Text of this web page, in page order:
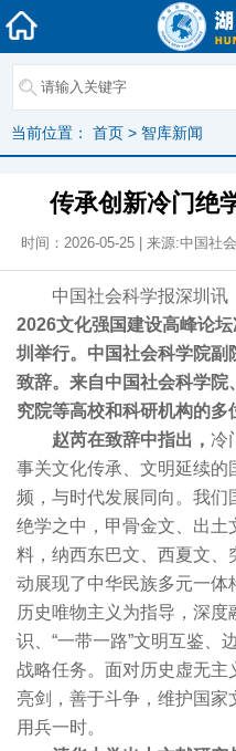
当前位置： 首页 > 智库新闻
传承创新冷门绝
时间：2026-05-25 | 来源:中国社
中国社会科学报深圳讯
2026文化强国建设高峰论
圳举行。中国社会科学院
致辞。来自中国社会科学
究院等高校和科研机构的多
赵芮在致辞中指出， 冷
事关文化传承、文明延续的
频，与时代发展同向。我们
绝学之中，甲骨金文、出
料，纳西东巴文、西夏文、
动展现了中华民族多元一体
历史唯物主义为指导，深
识、“一带一路”文明互鉴、
战略任务。面对历史虚无主
亮剑，善于斗争，维护国家
用兵一时。